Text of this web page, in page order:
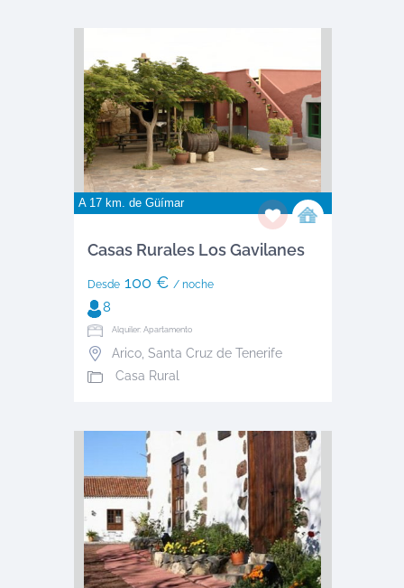
A 17 km. de Güímar
Casas Rurales Los Gavilanes
Desde100 € / noche
8
Alquiler: Apartamento
Arico, Santa Cruz de Tenerife
Casa Rural